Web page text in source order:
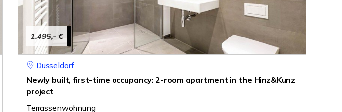
1.495,- €
Düsseldorf
Newly built, first-time occupancy: 2-room apartment in the Hinz&Kunz
project
Terrassenwohnung